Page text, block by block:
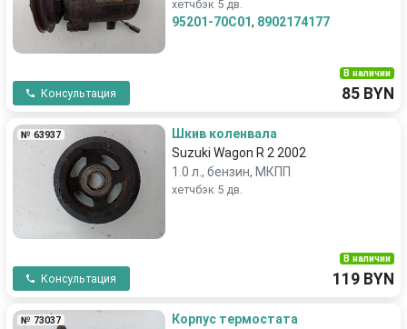
хетчбэк 5 дв.
95201-70C01, 8902174177
Консультация
В наличии
85 BYN
№ 63937
Шкив коленвала
Suzuki Wagon R 2 2002
1.0 л., бензин, МКПП
хетчбэк 5 дв.
Консультация
В наличии
119 BYN
№ 73037
Корпус термостата